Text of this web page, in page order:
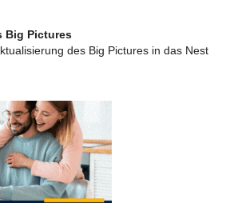
Big Pictures
des Big Pictures in das Nest